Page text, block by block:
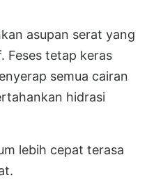
asupan serat yang
Feses tetap keras
semua cairan
hidrasi
lebih cepat terasa